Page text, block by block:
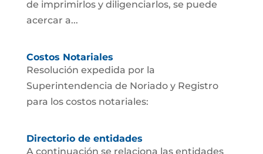
de imprimirlos y diligenciarlos, se puede
acercar a...
Costos Notariales
Resolución expedida por la
Superintendencia de Noriado y Registro
para los costos notariales:
Directorio de entidades
A continuación se relaciona las entidades